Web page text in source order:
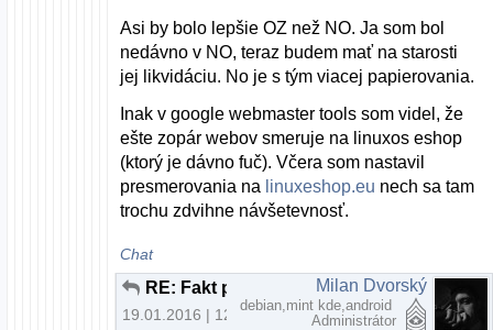
Asi by bolo lepšie OZ než NO. Ja som bol
nedávno v NO, teraz budem mať na starosti
jej likvidáciu. No je s tým viacej papierovania.
Inak v google webmaster tools som videl, že
ešte zopár webov smeruje na linuxos eshop
(ktorý je dávno fuč). Včera som nastavil
presmerovania na linuxeshop.eu nech sa tam
trochu zdvihne návšetevnosť.
Chat
19.01.2016 | 12:24
Milan Dvorský
debian,mint kde,android
Administrátor